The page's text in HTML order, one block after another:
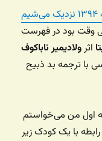
وقت‌ بود در فهرست
اثرولادیمیر ناباکوف
با ترجمه بد ذبیح
اول من می‌خواستم
با یک کودک زیر